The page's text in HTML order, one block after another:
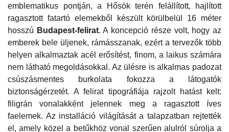
emblematikus pontján, a Hősök terén felállított, hajlított
ragasztott fatartó elemekből készült körülbelül 16 méter
hosszú Budapest-felirat. A koncepció része volt, hogy az
emberek bele üljenek, rámásszanak, ezért a tervezők több
helyen alkalmaztak acél erősítést, finom, a laikus számára
nem látható megoldásokkal. Az ülésre is alkalmas padozat
csúszásmentes burkolata fokozza a látogatók
biztonságérzetét. A felirat tipográfiája rajzolt hatást kelt:
filigrán vonalakként jelennek meg a ragasztott íves
faelemek. Az installáció világítását a talapzatban rejtették
el, amely közel a betűkhöz vonal szerűen alulról súrolja a